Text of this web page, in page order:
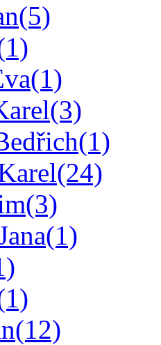
(5)
(1)
(3)
(1)
(24)
(3)
(1)
(12)